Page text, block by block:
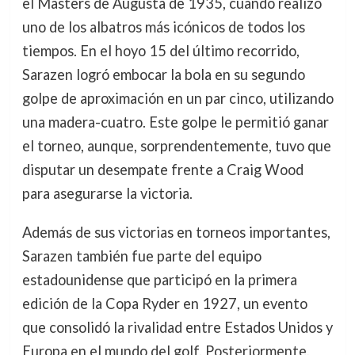
uno de los albatros más icónicos de todos los
tiempos. En el hoyo 15 del último recorrido,
Sarazen logró embocar la bola en su segundo
golpe de aproximación en un par cinco, utilizando
una madera-cuatro. Este golpe le permitió ganar
el torneo, aunque, sorprendentemente, tuvo que
disputar un desempate frente a Craig Wood
para asegurarse la victoria.
Además de sus victorias en torneos importantes,
Sarazen también fue parte del equipo
estadounidense que participó en la primera
edición de la Copa Ryder en 1927, un evento
que consolidó la rivalidad entre Estados Unidos y
Europa en el mundo del golf. Posteriormente,